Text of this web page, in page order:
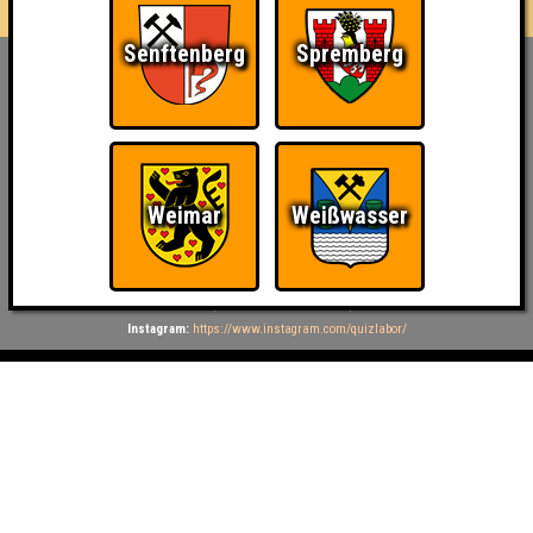
Inhaber & Geschäftsführer:
Sandower Straße 56
info@quizlabor.de
Impressum:
Impressum
Facebook: https://www.facebook.com/quizlabor
Instagram: https://www.instagram.com/quizlabor/
Senftenberg Spremberg
Weimar Weißwasser